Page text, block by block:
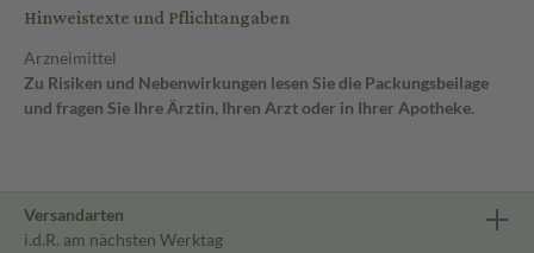
Hinweistexte und Pflichtangaben
Arzneimittel
Zu Risiken und Nebenwirkungen lesen Sie die Packungsbeilage
und fragen Sie Ihre Ärztin, Ihren Arzt oder in Ihrer Apotheke.
Versandarten
i.d.R. am nächsten Werktag